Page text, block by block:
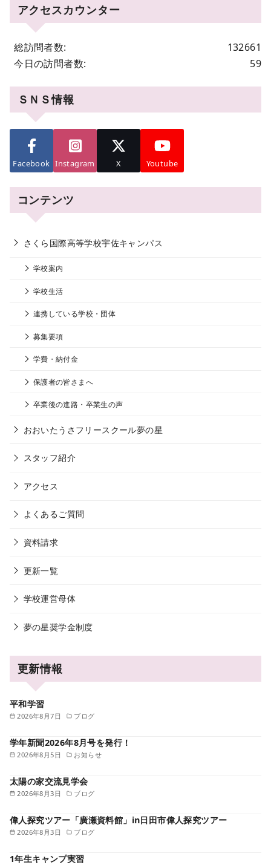
アクセスカウンター
132661
総訪問者数:
59
今日の訪問者数:
ＳＮＳ情報
Facebook Instagram X Youtube
コンテンツ
さくら国際高等学校宇佐キャンパス
学校案内
学校生活
連携している学校・団体
募集要項
学費・納付金
保護者の皆さまへ
卒業後の進路・卒業生の声
おおいたうさフリースクール夢の星
スタッフ紹介
アクセス
よくあるご質問
資料請求
更新一覧
学校運営母体
夢の星奨学金制度
更新情報
2026年8月7日 ブログ
平和学習
2026年8月5日 お知らせ
学年新聞2026年8月号を発行！
2026年8月3日 ブログ
太陽の家交流見学会
2026年8月3日 ブログ
偉人探究ツアー「廣瀬資料館」in日田市偉人探究ツアー
1年生キャンプ実習